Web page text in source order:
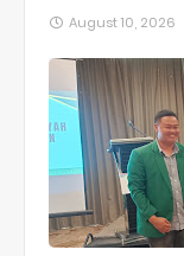
August 10, 2026